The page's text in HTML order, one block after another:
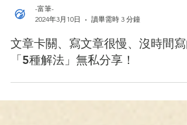
-富筆-
2024年3月10日
讀畢需時 3 分鐘
文章卡關、寫文章很慢、沒時間寫
「5種解法」無私分享！